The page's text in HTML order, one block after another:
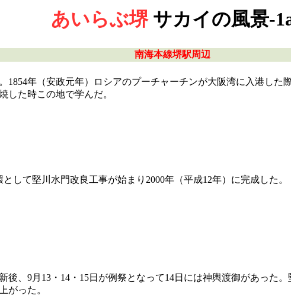
あいらぶ堺サカイの風景-
南海本線堺駅周辺
年（安政元年）ロシアのプーチャーチンが大阪湾に入港した
した時この地で学んだ。
して堅川水門改良工事が始まり2000年（平成12年）に完成した。
、9月13・14・15日が例祭となって14日には神輿渡御があった
がった。